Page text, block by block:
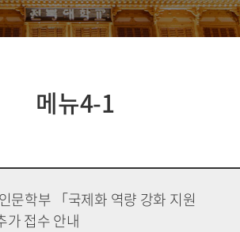
메뉴4-1
문학부 「국제화 역량 강화 지원
가 접수 안내